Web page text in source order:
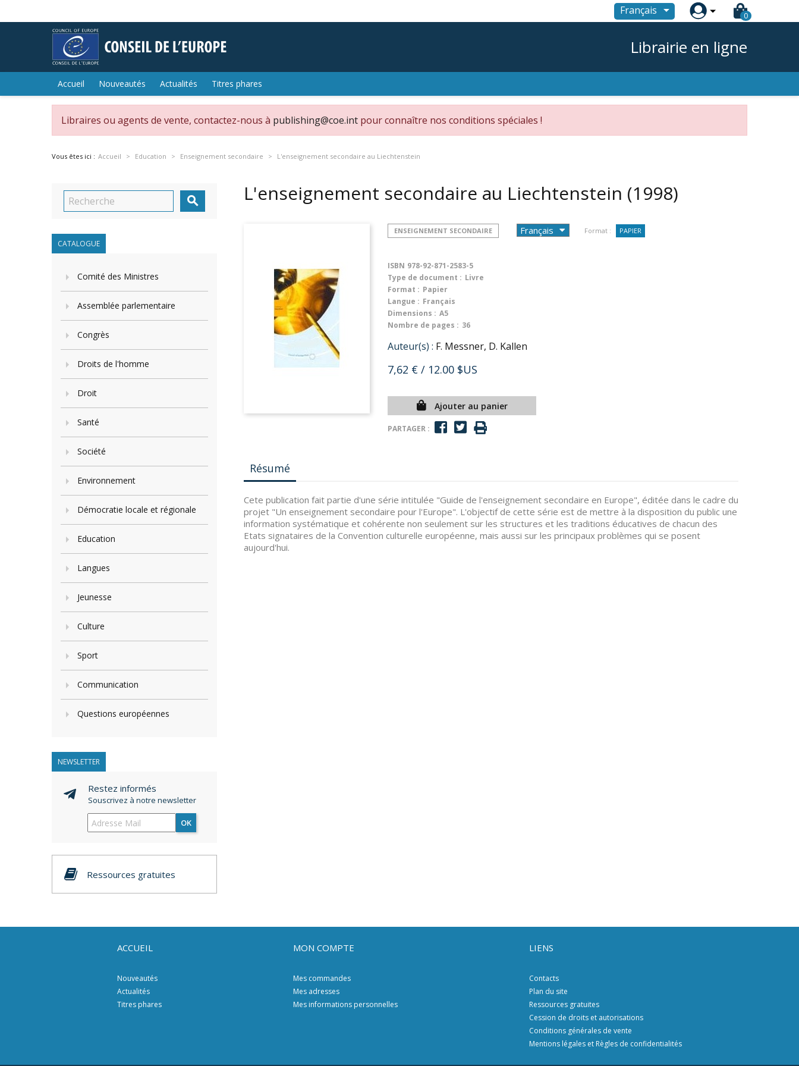
Français  0
Librairie en ligne
Accueil Nouveautés Actualités Titres phares
Libraires ou agents de vente, contactez-nous à publishing@coe.int pour connaître nos conditions spéciales !
Vous êtes ici : Accueil Education Enseignement secondaire L'enseignement secondaire au Liechtenstein

CATALOGUE
Comité des Ministres
Assemblée parlementaire
Congrès
Droits de l'homme
Droit
Santé
Société
Environnement
Démocratie locale et régionale
Education
Langues
Jeunesse
Culture
Sport
Communication
Questions européennes
NEWSLETTER
Restez informés
Souscrivez à notre newsletter
OK
Ressources gratuites
L'enseignement secondaire au Liechtenstein (1998)
ENSEIGNEMENT SECONDAIRE Format : PAPIER
ISBN 978-92-871-2583-5
Type de document : Livre
Format : Papier
Langue : Français
Dimensions : A5
Nombre de pages : 36
Auteur(s) : F. Messner, D. Kallen
7,62 € / 12.00 $US
Ajouter au panier
PARTAGER :
Résumé
Cete publication fait partie d'une série intitulée "Guide de l'enseignement secondaire en Europe", éditée dans le cadre du
projet "Un enseignement secondaire pour l'Europe". L'objectif de cette série est de mettre à la disposition du public une
information systématique et cohérente non seulement sur les structures et les traditions éducatives de chacun des
Etats signataires de la Convention culturelle européenne, mais aussi sur les principaux problèmes qui se posent
aujourd'hui.
ACCUEIL
Nouveautés
Actualités
Titres phares
MON COMPTE
Mes commandes
Mes adresses
Mes informations personnelles
LIENS
Contacts
Plan du site
Ressources gratuites
Cession de droits et autorisations
Conditions générales de vente
Mentions légales et Règles de confidentialités